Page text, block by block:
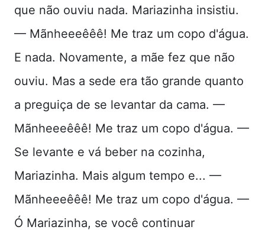
que não ouviu nada. Mariazinha insistiu.
— Mãnheeeêêê! Me traz um copo d'água.
E nada. Novamente, a mãe fez que não
ouviu. Mas a sede era tão grande quanto
a preguiça de se levantar da cama. —
Mãnheeeêêê! Me traz um copo d'água. —
Se levante e vá beber na cozinha,
Mariazinha. Mais algum tempo e... —
Mãnheeeêêê! Me traz um copo d'água. —
Ó Mariazinha, se você continuar